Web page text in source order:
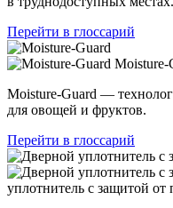
Перейти в глоссарий
Moisture-
Moisture-Guard —
для овощей и фруктов.
Перейти в глоссарий
уплотнитель с защитой от